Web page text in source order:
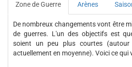
Zone de Guerre Arènes
De nombreux changements vont être
de guerres. L'un des objectifs est
soient un peu plus courtes
actuellement en moyenne). Voici ce qui